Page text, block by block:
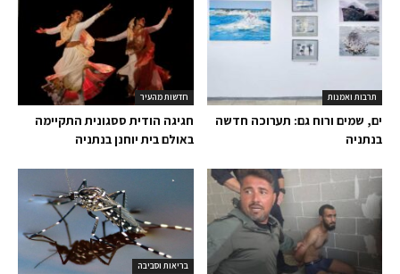
חדשות מהעיר
חגיגה הודית ססגונית התקיימה
באולם בית יוחנן בנתניה
תרבות ואמנות
ים, שמים ורוח גם: תערוכה חדשה
בנתניה
בריאות וסביבה